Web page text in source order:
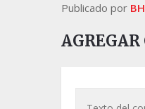
Publicado por